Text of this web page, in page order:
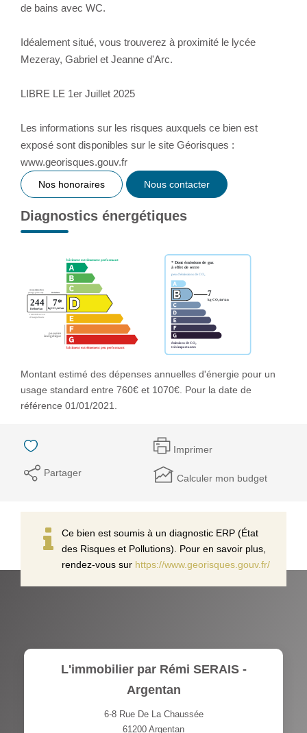
de bains avec WC.
Idéalement situé, vous trouverez à proximité le lycée
Mezeray, Gabriel et Jeanne d'Arc.
LIBRE LE 1er Juillet 2025
Les informations sur les risques auxquels ce bien est
exposé sont disponibles sur le site Géorisques :
www.georisques.gouv.fr
Nos honoraires Nous contacter
Diagnostics énergétiques
Montant estimé des dépenses annuelles d'énergie pour un
usage standard entre 760€ et 1070€. Pour la date de
référence 01/01/2021.
Imprimer
Partager Calculer mon budget
Ce bien est soumis à un diagnostic ERP (État
des Risques et Pollutions). Pour en savoir plus,
rendez-vous sur https://www.georisques.gouv.fr/
L'immobilier par Rémi SERAIS -
Argentan
6-8 Rue De La Chaussée
61200 Argentan